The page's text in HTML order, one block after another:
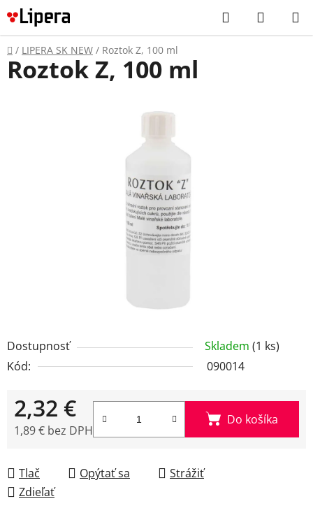
Prejsť
na
obsah
Hľadať
KOŠÍK
Domov
/ LIPERA SK NEW / Roztok Z, 100 ml
Dostupnosť Skladem (1 ks)
Kód:
090014
2,32 €
1,89 € bez DPH
Do košíka
Tlač Opýtať sa
Strážiť
Zdieľať
Roztok Z, 100 ml